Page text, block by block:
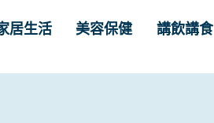
居生活 美容保健 講飲講食